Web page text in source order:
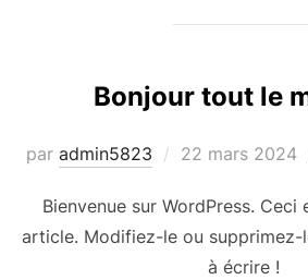
Bonjour tout le
par admin5823
Publié
22 mars 2024
Bienvenue sur WordPress.
article. Modifiez-le ou supprimez-
à écrire !